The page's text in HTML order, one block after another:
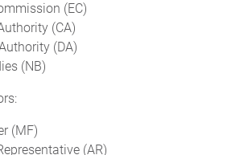
(EC)
(CA)
(DA)
(NB)
(MF)
(AR)